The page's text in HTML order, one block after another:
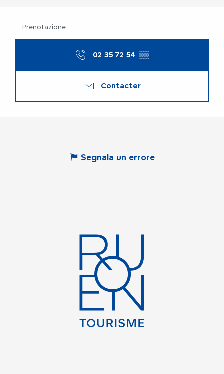
Prenotazione
02 35 72 54 ▒▒
Contacter
Segnala un errore